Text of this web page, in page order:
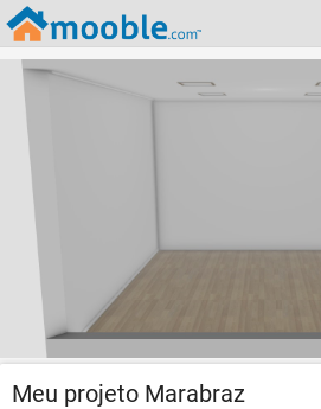
Meu projeto Marabraz